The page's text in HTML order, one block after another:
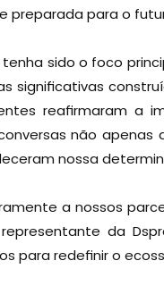
preparada para o
sido o foco
significativas
reafirmaram a
não
nossa
a nossos
da
para redefinir o